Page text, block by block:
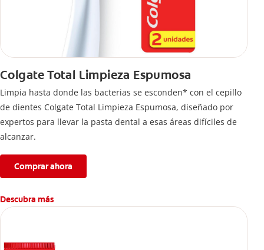
Colgate Total Limpieza Espumosa
Limpia hasta donde las bacterias se esconden* con el cepillo
de dientes Colgate Total Limpieza Espumosa, diseñado por
expertos para llevar la pasta dental a esas áreas difíciles de
alcanzar.
Comprar ahora
Descubra más